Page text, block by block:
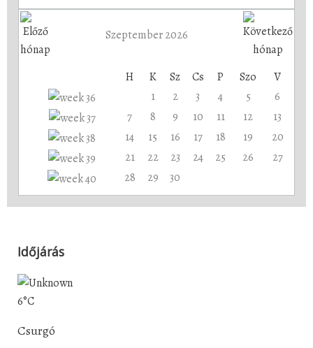
Szeptember 2026
H K Sz Cs P Szo
V
1
2 3 4 5
6
7
8 9 10 11 12
13
14
15 16 17 18 19
20
21
22 23 24 25 26
27
28
29 30
Időjárás
6°C
Csurgó